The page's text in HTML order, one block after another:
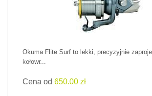
Okuma Flite Surf to lekki, precyzyjnie
kołowr...
Cena od 650.00 zł